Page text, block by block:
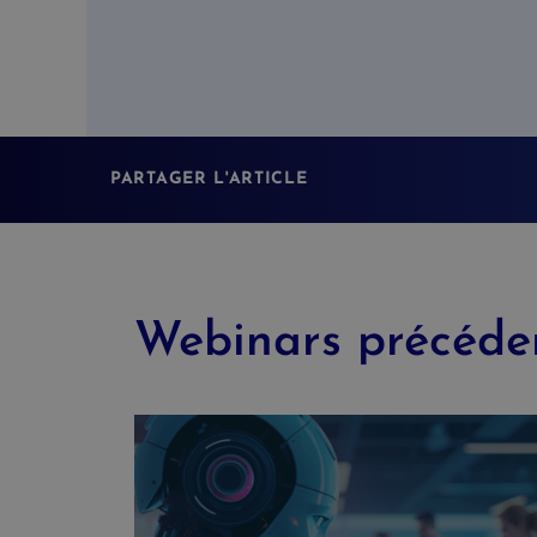
PARTAGER L'ARTICLE
Webinars